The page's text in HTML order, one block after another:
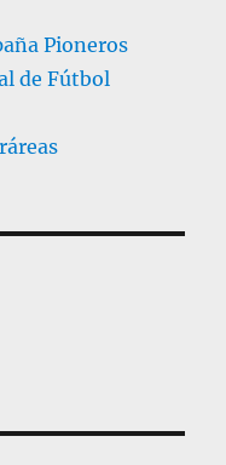
Pioneros
de Fútbol